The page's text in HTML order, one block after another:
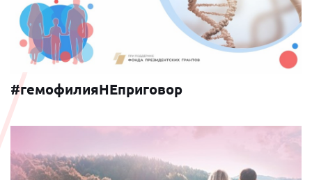
#гемофилияНЕприговор